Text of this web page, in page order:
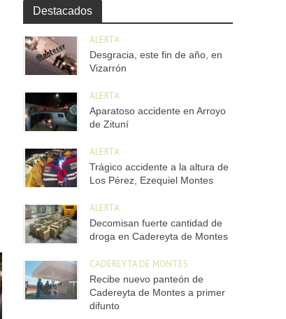
Destacados
ALERTA
Desgracia, este fin de año, en
Vizarrón
ALERTA
Aparatoso accidente en Arroyo
de Zituní
ALERTA
Trágico accidente a la altura de
Los Pérez, Ezequiel Montes
ALERTA
Decomisan fuerte cantidad de
droga en Cadereyta de Montes
CADEREYTA DE MONTES
Recibe nuevo panteón de
Cadereyta de Montes a primer
difunto